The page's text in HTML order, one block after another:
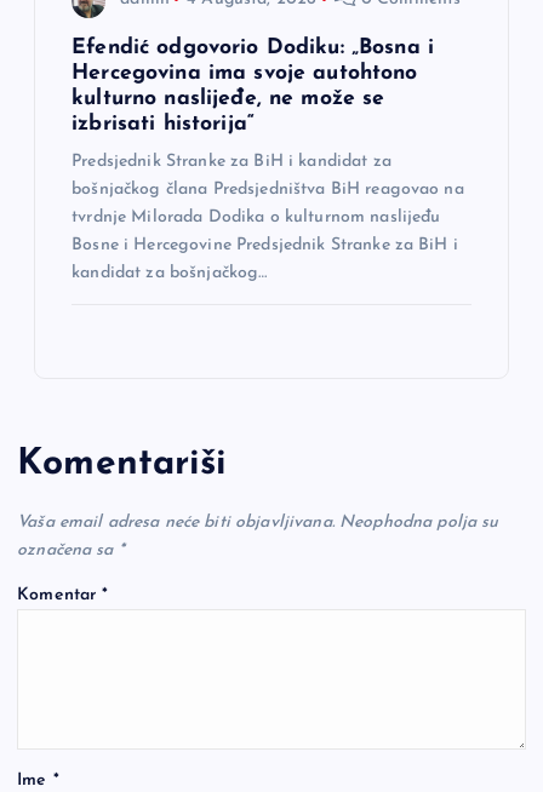
Efendić odgovorio Dodiku: „Bosna i
Hercegovina ima svoje autohtono
kulturno naslijeđe, ne može se
izbrisati historija“
Predsjednik Stranke za BiH i kandidat za
bošnjačkog člana Predsjedništva BiH reagovao na
tvrdnje Milorada Dodika o kulturnom naslijeđu
Bosne i Hercegovine Predsjednik Stranke za BiH i
kandidat za bošnjačkog…
Komentariši
Vaša email adresa neće biti objavljivana. Neophodna polja su
označena sa *
Komentar*
Ime *